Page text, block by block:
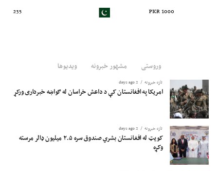
1000 PKR
235
وروستی مشهور خبرونه ویدیوها
تازه خبرونه 2 days ago
امریکا په افغانستان کې د داعش خراسان له ګواښه خبرداری ورکړ
تازه خبرونه 2 days ago
کویټ له افغانستان بشري صندوق سره ۲.۵ میلیون ډالر مرسته
وکړه